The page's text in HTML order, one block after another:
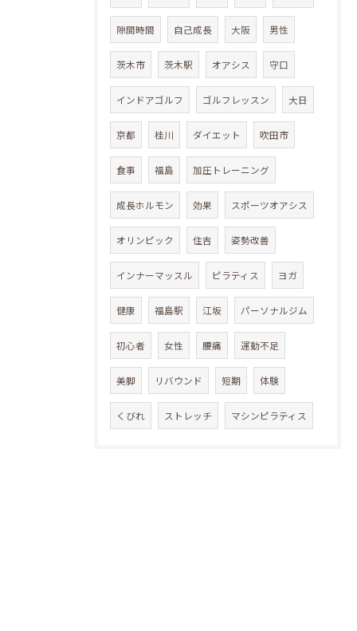
隙間時間 自己成長 大阪 男性
茨木市 茨木駅 オアシス 守口
インドアゴルフ ゴルフレッスン 大日
京都 桂川 ダイエット 吹田市
食事 福島 加圧トレーニング
成長ホルモン 効果 スポーツオアシス
オリンピック 住吉 姿勢改善
インナーマッスル ピラティス ヨガ
健康 福島駅 江坂 パーソナルジム
初心者 女性 腰痛 運動不足
美脚 リバウンド 短期 体験
くびれ ストレッチ マシンピラティス